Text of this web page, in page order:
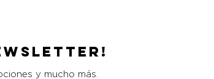
y mucho más.